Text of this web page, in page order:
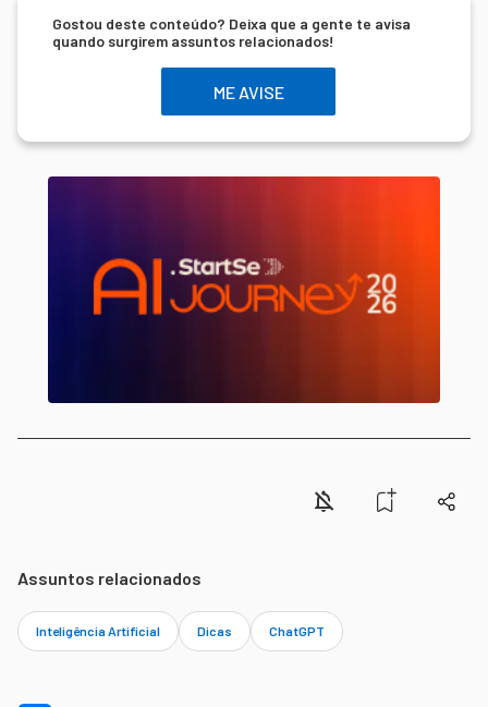
Gostou deste conteúdo? Deixa que a gente te avisa
quando surgirem assuntos relacionados!
ME AVISE
Assuntos relacionados
Inteligência Artificial Dicas ChatGPT